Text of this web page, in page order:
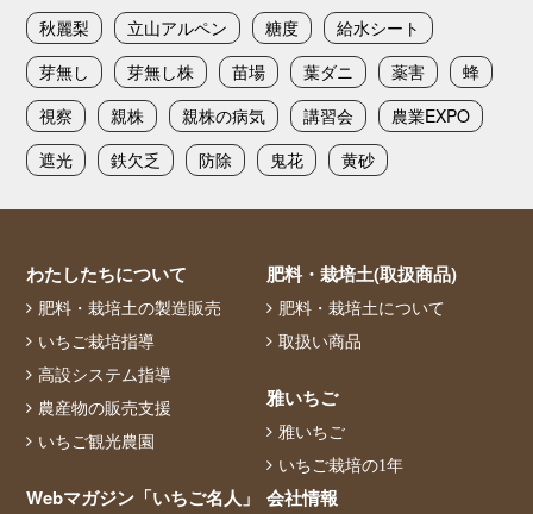
秋麗梨
立山アルペン 糖度
給水シート
芽無し
芽無し株 苗場 葉ダニ 薬害
蜂
視察
親株 親株の病気 講習会
農業EXPO
遮光
鉄欠乏 防除 鬼花 黄砂
わたしたちについて
肥料・栽培土の製造販売
いちご栽培指導
高設システム指導
農産物の販売支援
いちご観光農園
肥料・栽培土(取扱商品)
肥料・栽培土について
取扱い商品
雅いちご
雅いちご
いちご栽培の1年
Webマガジン「いちご名人」 会社情報